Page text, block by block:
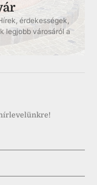
érdekességek,
legjobb városáról a